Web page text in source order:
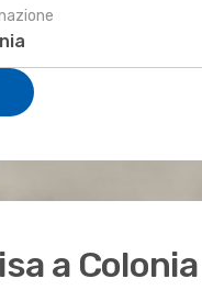
a Colonia